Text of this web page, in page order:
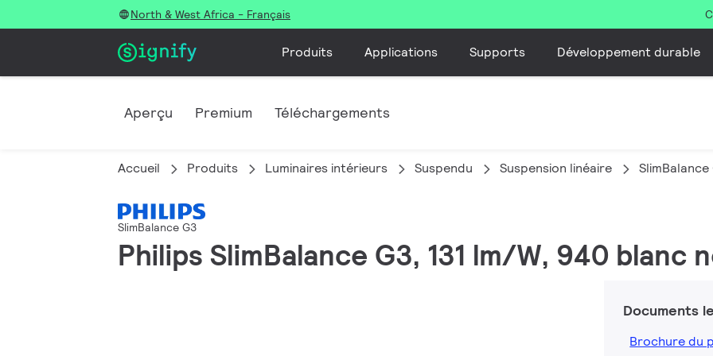
North & West Africa - Français
Produits Applications Supports Développement durable
Aperçu Premium Téléchargements
Accueil Produits Luminaires intérieurs Suspendu Suspension linéaire SlimBalance
SlimBalance G3
Philips SlimBalance G3, 131 lm/W, 940 blanc
Documents
Brochure du